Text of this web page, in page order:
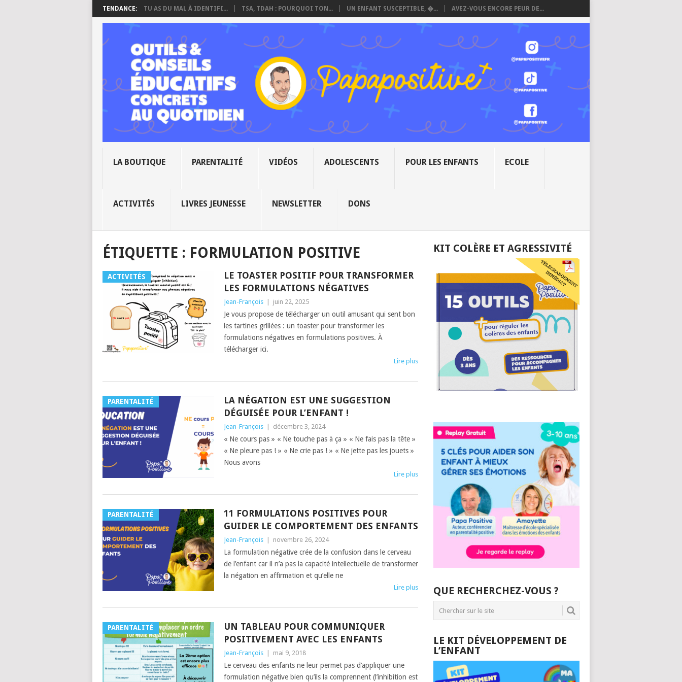
TENDANCE: TU AS DU MAL À IDENTIFI... TSA, TDAH : POURQUOI TON... UN ENFANT SUSCEPTIBLE, �... AVEZ-VOUS ENCORE PEUR DE...
LA BOUTIQUE PARENTALITÉ VIDÉOS ADOLESCENTS POUR LES ENFANTS ECOLE
ACTIVITÉS LIVRES JEUNESSE NEWSLETTER DONS
ÉTIQUETTE : FORMULATION POSITIVE
ACTIVITÉS
LE TOASTER POSITIF POUR TRANSFORMER
LES FORMULATIONS NÉGATIVES
Jean-François juin 22, 2025
Je vous propose de télécharger un outil amusant qui sent bon
les tartines grillées : un toaster pour transformer les
formulations négatives en formulations positives. À
télécharger ici.
Lire plus
PARENTALITÉ
LA NÉGATION EST UNE SUGGESTION
DÉGUISÉE POUR L’ENFANT !
Jean-François décembre 3, 2024
« Ne cours pas » « Ne touche pas à ça » « Ne fais pas la tête »
« Ne pleure pas ! » « Ne crie pas ! » « Ne jette pas les jouets »
Nous avons
Lire plus
PARENTALITÉ
11 FORMULATIONS POSITIVES POUR
GUIDER LE COMPORTEMENT DES ENFANTS
Jean-François novembre 26, 2024
La formulation négative crée de la confusion dans le cerveau
de l’enfant car il n’a pas la capacité intellectuelle de transformer
la négation en affirmation et qu’elle ne
Lire plus
PARENTALITÉ
UN TABLEAU POUR COMMUNIQUER
POSITIVEMENT AVEC LES ENFANTS
Jean-François mai 9, 2018
Le cerveau des enfants ne leur permet pas d’appliquer une
formulation négative bien qu’ils la comprennent (l’inhibition est
KIT COLÈRE ET AGRESSIVITÉ
QUE RECHERCHEZ-VOUS ?
LE KIT DÉVELOPPEMENT DE
L’ENFANT